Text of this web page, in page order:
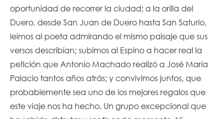
oportunidad de recorrer la ciudad; a la orilla del
Duero, desde San Juan de Duero hasta San Saturio,
leímos al poeta admirando el mismo paisaje que sus
versos describían; subimos al Espino a hacer real la
petición que Antonio Machado realizó a José María
Palacio tantos años atrás; y convivimos juntos, que
probablemente sea uno de los mejores regalos que
este viaje nos ha hecho. Un grupo excepcional que